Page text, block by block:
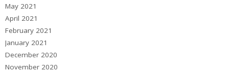
May 2021
April 2021
February 2021
January 2021
December 2020
November 2020